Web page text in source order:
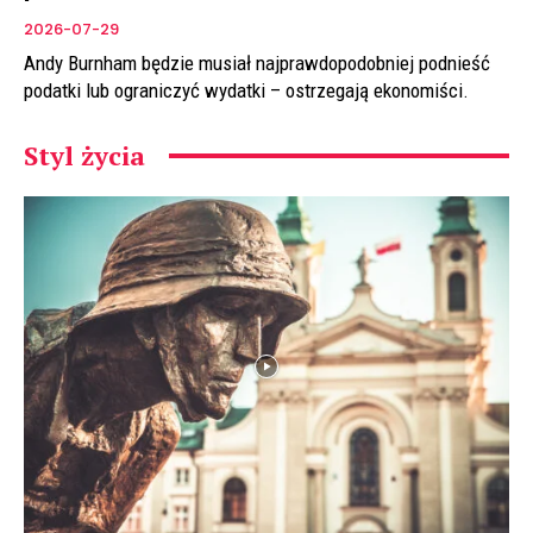
2026-07-29
Andy Burnham będzie musiał najprawdopodobniej podnieść
podatki lub ograniczyć wydatki – ostrzegają ekonomiści.
Styl życia